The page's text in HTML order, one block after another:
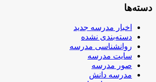
دسته‌ها
اخبار مدرسه جدید
دسته‌بندی نشده
روانشناسی مدرسه
سایت مدرسه
صور مدرسه
مدرسه دانش